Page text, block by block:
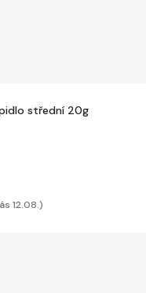
střední 20g
12.08.)